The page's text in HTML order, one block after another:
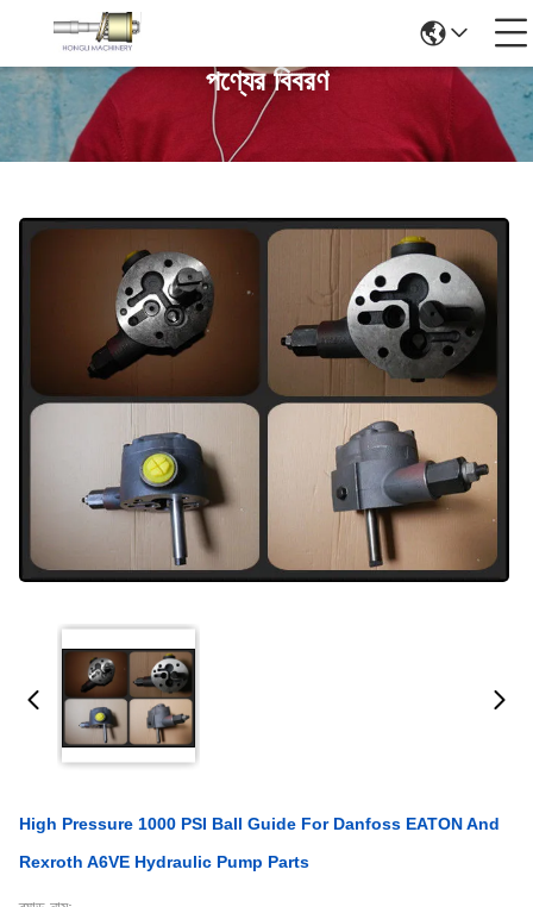
পণ্যের বিবরণ
High Pressure 1000 PSI Ball Guide For Danfoss EATON And
Rexroth A6VE Hydraulic Pump Parts